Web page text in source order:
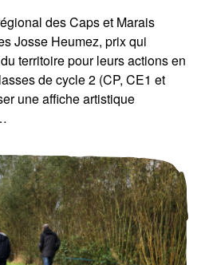
des Caps et Marais
Josse Heumez, prix qui
territoire pour leurs actions en
de cycle 2 (CP, CE1 et
une affiche artistique